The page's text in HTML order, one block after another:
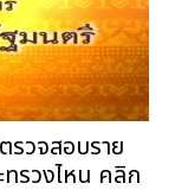
รวจสอบราย
ทรวงไหน คลิก